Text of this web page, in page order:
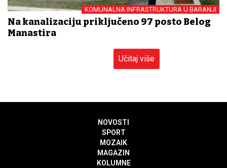
KOMUNALNA INFRASTRUKTURA U BARANJI
Na kanalizaciju priključeno 97 posto Belog
Manastira
Učitaj više
NOVOSTI
SPORT
MOZAIK
MAGAZIN
KOLUMNE